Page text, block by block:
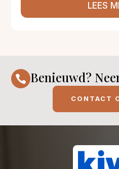
LEES
 Benieuwd?
CONTACT